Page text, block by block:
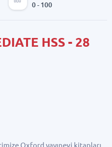
0 - 100
HSS - 28
Oxford yayınevi kitapları